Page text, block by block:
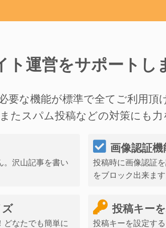
ト運営をサポートし
要な機能が標準で全てご利用
たスパム投稿などの対策にも
。沢山記事を書い
どなたでも簡単に
画像認証機
投稿時に画像認証
をブロック出来ます
投稿キー
投稿キーを設定す